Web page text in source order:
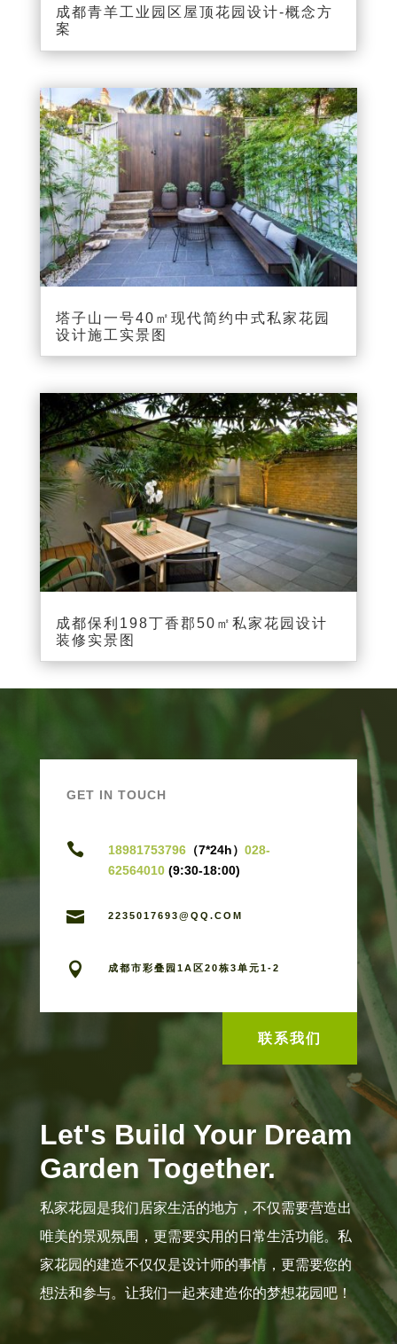
成都青羊工业园区屋顶花园设计-概念方
案
塔子山一号40㎡现代简约中式私家花园
设计施工实景图
成都保利198丁香郡50㎡私家花园设计
装修实景图
GET IN TOUCH
 18981753796（7*24h） 028-
62564010 (9:30-18:00)
 2235017693@QQ.COM
 成都市彩叠园1A区20栋3单元1-2
联系我们
Let's Build Your Dream
Garden Together.
私家花园是我们居家生活的地方，不仅需要营造出
唯美的景观氛围，更需要实用的日常生活功能。私
家花园的建造不仅仅是设计师的事情，更需要您的
想法和参与。让我们一起来建造你的梦想花园吧！